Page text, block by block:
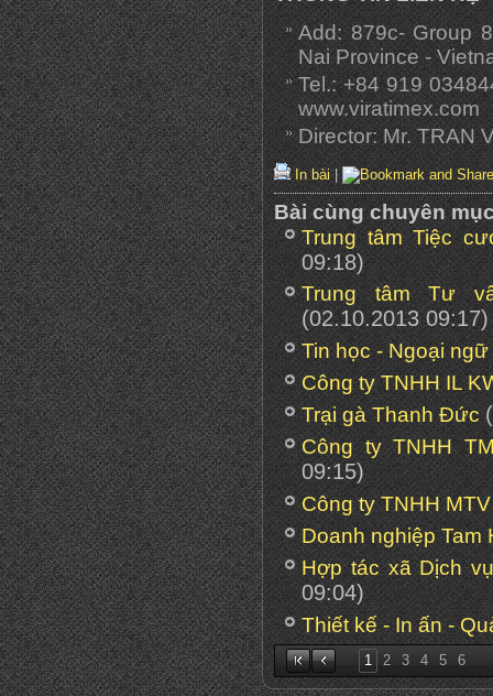
Add: 879c- Group
Nai Province -
Tel.: +84 919
www.viratimex.com
Director: Mr. TRAN
In bài|
Bài cùng chuyên
Trung tâm Tiệc
09:18)
Trung tâm Tư
(02.10.2013 09:17)
Tin học - Ngoại
Công ty TNHH IL
Trại gà Thanh Đức
Công ty TNHH
09:15)
Công ty TNHH
Doanh nghiệp Tam
Hợp tác xã Dịch
09:04)
Thiết kế - In ấn -
1 2 3 4 5 6